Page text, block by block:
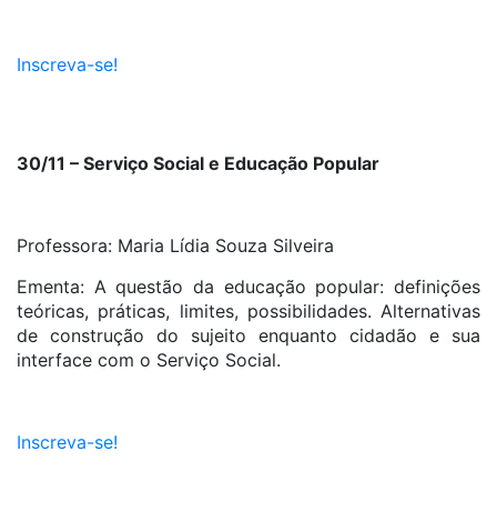
Inscreva-se!
30/11 – Serviço Social e Educação Popular
Professora: Maria Lídia Souza Silveira
Ementa: A questão da educação popular: definições
teóricas, práticas, limites, possibilidades. Alternativas
de construção do sujeito enquanto cidadão e sua
interface com o Serviço Social.
Inscreva-se!